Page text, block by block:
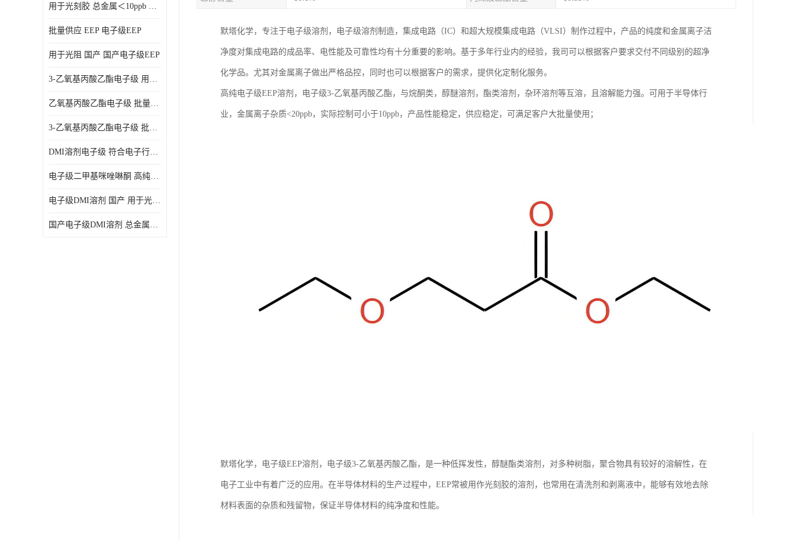
用于光刻胶 总金属＜10ppb 电子级EEP溶剂
批量供应 EEP 电子级EEP
用于光阻 国产 国产电子级EEP
3-乙氧基丙酸乙酯电子级 用于剥离液 国产
乙氧基丙酸乙酯电子级 批量供应 电子级
3-乙氧基丙酸乙酯电子级 批量供应
DMI溶剂电子级 符合电子行业要求
电子级二甲基咪唑啉酮 高纯度 用于光阻
电子级DMI溶剂 国产 用于光刻胶
国产电子级DMI溶剂 总金属小于20ppb 用于半导体清洗
默塔化学，专注于电子级溶剂，电子级溶剂制造，集成电路（IC）和超大规模集成电路（VLSI）制作过程中，产品的纯度和金属离子洁
净度对集成电路的成品率、电性能及可靠性均有十分重要的影响。基于多年行业内的经验，我司可以根据客户要求交付不同级别的超净
化学品。尤其对金属离子做出严格品控，同时也可以根据客户的需求，提供化定制化服务。
高纯电子级EEP溶剂，电子级3-乙氧基丙酸乙酯，与烷酮类，醇醚溶剂，酯类溶剂，杂环溶剂等互溶，且溶解能力强。可用于半导体行
业，金属离子杂质<20ppb，实际控制可小于10ppb，产品性能稳定，供应稳定，可满足客户大批量使用；
默塔化学，电子级EEP溶剂，电子级3-乙氧基丙酸乙酯，是一种低挥发性，醇醚酯类溶剂，对多种树脂，聚合物具有较好的溶解性，在
电子工业中有着广泛的应用。在半导体材料的生产过程中，EEP常被用作光刻胶的溶剂，也常用在清洗剂和剥离液中，能够有效地去除
材料表面的杂质和残留物，保证半导体材料的纯净度和性能。